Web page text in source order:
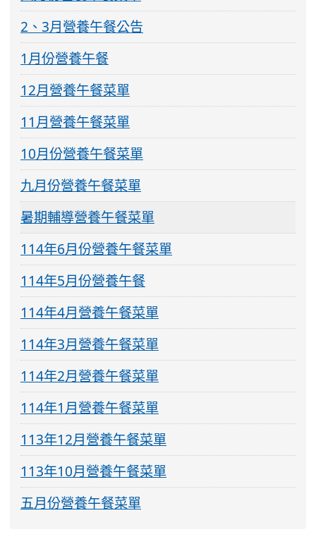
2、3月營養午餐公告
1月份營養午餐
12月營養午餐菜單
11月營養午餐菜單
10月份營養午餐菜單
九月份營養午餐菜單
暑期輔導營養午餐菜單
114年6月份營養午餐菜單
114年5月份營養午餐
114年4月營養午餐菜單
114年3月營養午餐菜單
114年2月營養午餐菜單
114年1月營養午餐菜單
113年12月營養午餐菜單
113年10月營養午餐菜單
五月份營養午餐菜單